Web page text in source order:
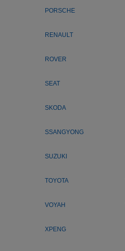
PORSCHE
RENAULT
ROVER
SEAT
SKODA
SSANGYONG
SUZUKI
TOYOTA
VOYAH
XPENG